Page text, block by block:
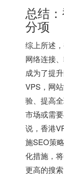
总结：
分项
综上所述，
网络连接
成为了提
VPS，网
验、提高
市场或需
说，香港
施SEO策
化措施，
更高的搜索